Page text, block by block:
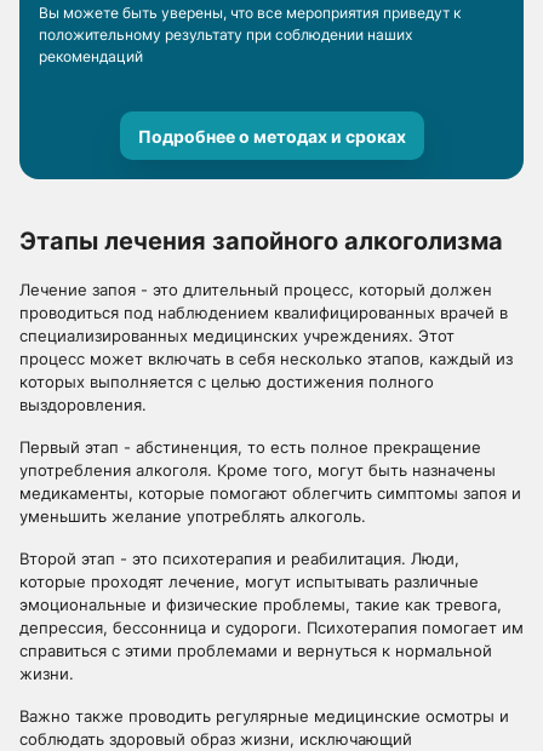
Вы можете быть уверены, что все мероприятия приведут к
положительному результату при соблюдении наших
рекомендаций
Подробнее о методах и сроках
Этапы лечения запойного алкоголизма
Лечение запоя - это длительный процесс, который должен
проводиться под наблюдением квалифицированных врачей в
специализированных медицинских учреждениях. Этот
процесс может включать в себя несколько этапов, каждый из
которых выполняется с целью достижения полного
выздоровления.
Первый этап - абстиненция, то есть полное прекращение
употребления алкоголя. Кроме того, могут быть назначены
медикаменты, которые помогают облегчить симптомы запоя и
уменьшить желание употреблять алкоголь.
Второй этап - это психотерапия и реабилитация. Люди,
которые проходят лечение, могут испытывать различные
эмоциональные и физические проблемы, такие как тревога,
депрессия, бессонница и судороги. Психотерапия помогает им
справиться с этими проблемами и вернуться к нормальной
жизни.
Важно также проводить регулярные медицинские осмотры и
соблюдать здоровый образ жизни, исключающий